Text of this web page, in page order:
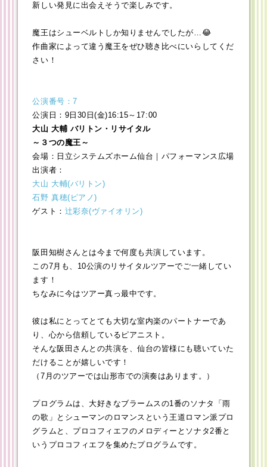
新しい発見に出会えそうで楽しみです。
魔王はシューベルトしか知りませんでしたが…😂
作曲家によって違う魔王をぜひ聴き比べにいらしてくだ
さい！
公演番号：7
公演日：9日30日(金)16:15～17:00
大山 大輔 バリトン・リサイタル
～３つの魔王～
会場：日立システムズホーム仙台｜パフォーマンス広場
出演者：
大山 大輔(バリトン)
石野 真穂(ピアノ)
ゲスト： 辻彩奈(ヴァイオリン)
阪田知樹さんとは今まで何度も共演しています。
この7月も、10公演のリサイタルツアーでご一緒してい
ます！
ちなみに今はツアー真っ最中です。
彼は私にとってとても大切な室内楽のパートナーであ
り、心から信頼しているピアニスト。
そんな阪田さんとの共演を、仙台の皆様にも聴いていた
だけることが嬉しいです！
（7月のツアーでは山形市での演奏はあります。）
プログラムは、大好きなブラームスの1番のソナタ「雨
の歌」とシューマンのロマンスという王道ロマン派プロ
グラムと、プロコフィエフのメロディーとソナタ2番と
いうプロコフィエフを集めたプログラムです。